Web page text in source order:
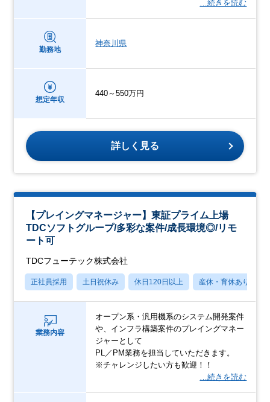
…続きを読む
勤務地
神奈川県
想定年収
440～550万円
詳しく見る
【プレイングマネージャー】東証プライム上場
TDCソフトグループ/多彩な案件/成長環境◎/リモ
ート可
TDCフューテック株式会社
正社員採用 土日祝休み 休日120日以上 産休・育休あり
業務内容
オープン系・汎用機系のシステム開発案件
や、インフラ構築案件のプレイングマネー
ジャーとして
PL／PM業務を担当していただきます。
※チャレンジしたい方も歓迎！！
…続きを読む